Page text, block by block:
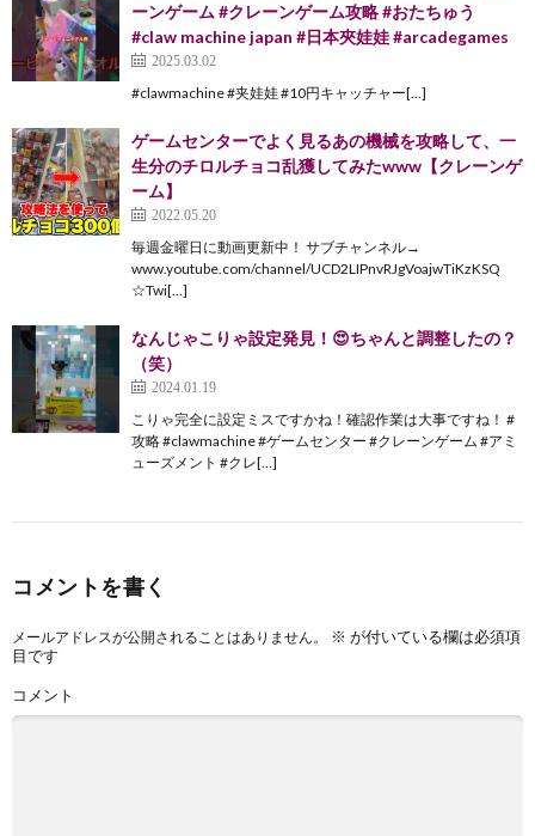
ーンゲーム #クレーンゲーム攻略 #おたちゅう
#claw machine japan #日本夾娃娃 #arcadegames
2025.03.02
#clawmachine #夹娃娃 #10円キャッチャー[…]
ゲームセンターでよく見るあの機械を攻略して、一
生分のチロルチョコ乱獲してみたwww【クレーンゲ
ーム】
2022.05.20
毎週金曜日に動画更新中！ サブチャンネル→
www.youtube.com/channel/UCD2LIPnvRJgVoajwTiKzKSQ
☆Twi[…]
なんじゃこりゃ設定発見！😍ちゃんと調整したの？
（笑）
2024.01.19
こりゃ完全に設定ミスですかね！確認作業は大事ですね！ #
攻略 #clawmachine #ゲームセンター #クレーンゲーム #アミ
ューズメント #クレ[…]
コメントを書く
メールアドレスが公開されることはありません。 ※ が付いている欄は必須項
目です
コメント